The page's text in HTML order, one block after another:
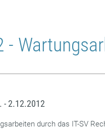
-
- 2.12.2012
durch das IT-SV